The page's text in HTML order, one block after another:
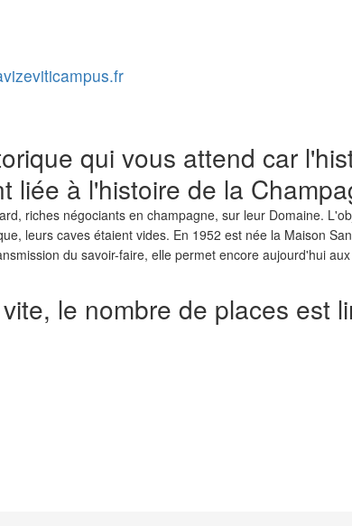
qui vous attend car
liée à l'histoire de la
riches négociants en champagne, sur leur Domaine.
leurs caves étaient vides. En 1952 est née la Maison
du savoir-faire, elle permet encore aujourd'hui
le nombre de places est